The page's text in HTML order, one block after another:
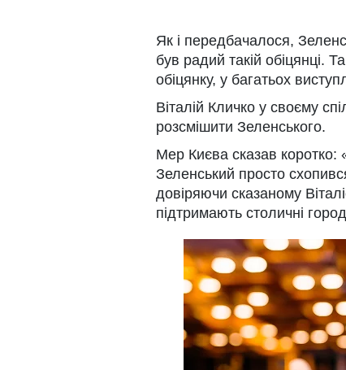
Як і передбачалося,
був радий такій обіцянці.
обіцянку, у багатьох
Віталій Кличко у своєму
розсмішити Зеленського.
Мер Києва сказав коротко:
Зеленський просто
довіряючи сказаному
підтримають столичні